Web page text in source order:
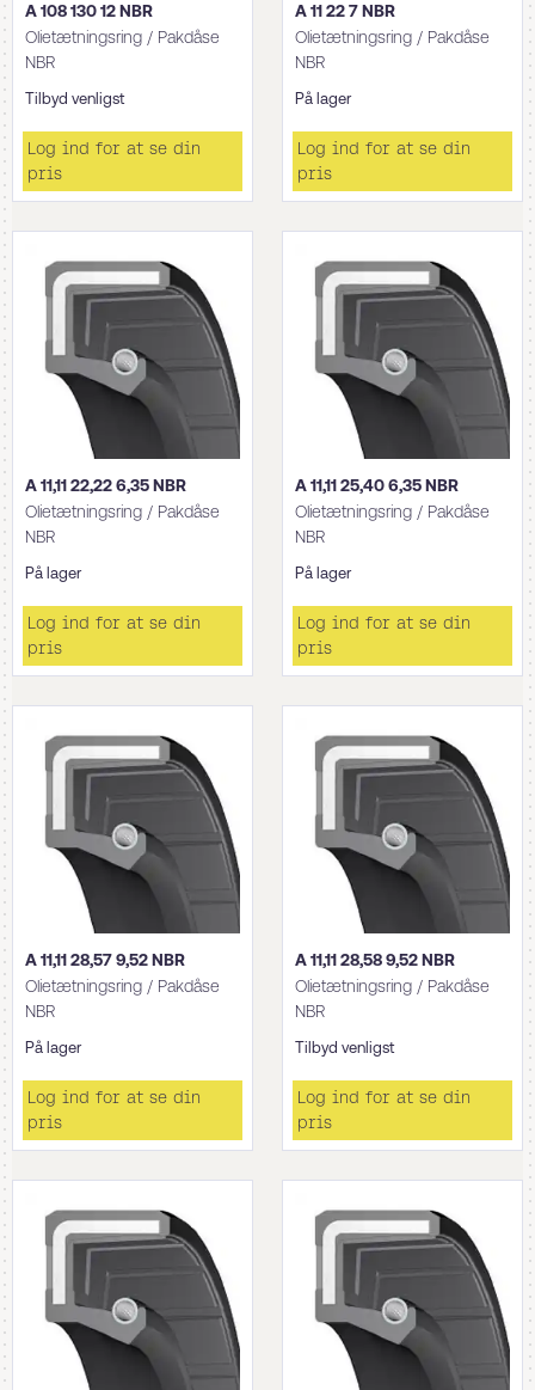
A 108 130 12 NBR
Olietætningsring / Pakdåse
NBR
Tilbyd venligst
Log ind for at se din
pris
A 11 22 7 NBR
Olietætningsring / Pakdåse
NBR
På lager
Log ind for at se din
pris
A 11,11 22,22 6,35 NBR
Olietætningsring / Pakdåse
NBR
På lager
Log ind for at se din
pris
A 11,11 25,40 6,35 NBR
Olietætningsring / Pakdåse
NBR
På lager
Log ind for at se din
pris
A 11,11 28,57 9,52 NBR
Olietætningsring / Pakdåse
NBR
På lager
Log ind for at se din
pris
A 11,11 28,58 9,52 NBR
Olietætningsring / Pakdåse
NBR
Tilbyd venligst
Log ind for at se din
pris